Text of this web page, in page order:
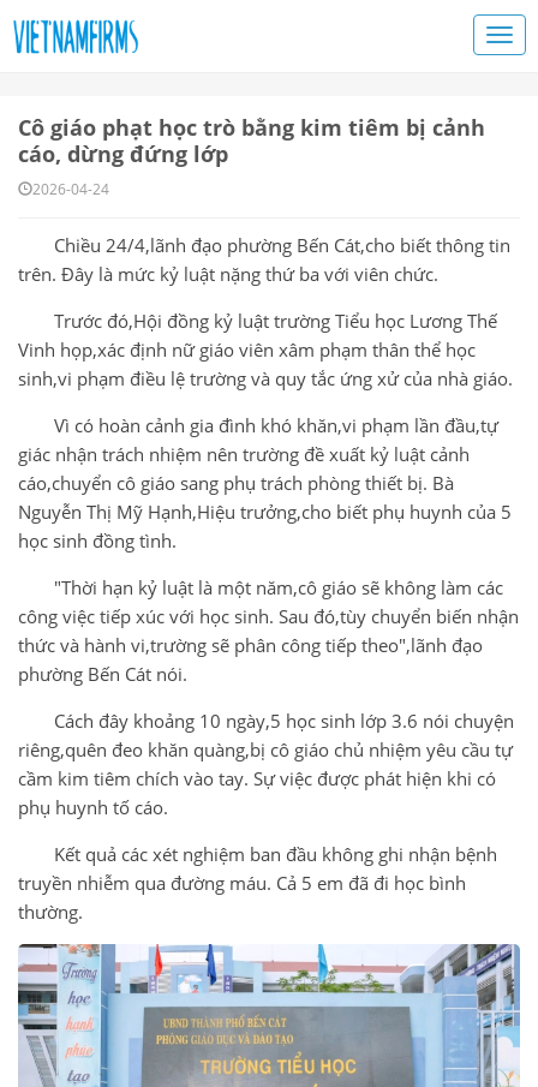
Cô giáo phạt học trò bằng kim tiêm bị cảnh
cáo, dừng đứng lớp
2026-04-24
Chiều 24/4,lãnh đạo phường Bến Cát,cho biết thông tin
trên. Đây là mức kỷ luật nặng thứ ba với viên chức.
Trước đó,Hội đồng kỷ luật trường Tiểu học Lương Thế
Vinh họp,xác định nữ giáo viên xâm phạm thân thể học
sinh,vi phạm điều lệ trường và quy tắc ứng xử của nhà giáo.
Vì có hoàn cảnh gia đình khó khăn,vi phạm lần đầu,tự
giác nhận trách nhiệm nên trường đề xuất kỷ luật cảnh
cáo,chuyển cô giáo sang phụ trách phòng thiết bị. Bà
Nguyễn Thị Mỹ Hạnh,Hiệu trưởng,cho biết phụ huynh của 5
học sinh đồng tình.
"Thời hạn kỷ luật là một năm,cô giáo sẽ không làm các
công việc tiếp xúc với học sinh. Sau đó,tùy chuyển biến nhận
thức và hành vi,trường sẽ phân công tiếp theo",lãnh đạo
phường Bến Cát nói.
Cách đây khoảng 10 ngày,5 học sinh lớp 3.6 nói chuyện
riêng,quên đeo khăn quàng,bị cô giáo chủ nhiệm yêu cầu tự
cầm kim tiêm chích vào tay. Sự việc được phát hiện khi có
phụ huynh tố cáo.
Kết quả các xét nghiệm ban đầu không ghi nhận bệnh
truyền nhiễm qua đường máu. Cả 5 em đã đi học bình
thường.